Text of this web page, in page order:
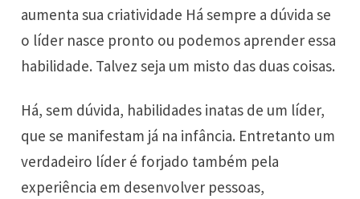
aumenta sua criatividade Há sempre a dúvida se
o líder nasce pronto ou podemos aprender essa
habilidade. Talvez seja um misto das duas coisas.
Há, sem dúvida, habilidades inatas de um líder,
que se manifestam já na infância. Entretanto um
verdadeiro líder é forjado também pela
experiência em desenvolver pessoas,